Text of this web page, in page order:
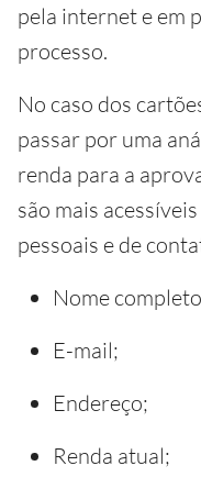
pela internet e em
processo.
No caso dos
passar por uma
renda para a
são mais
pessoais e de
Nome
E-mail;
Endereço;
Renda atual;